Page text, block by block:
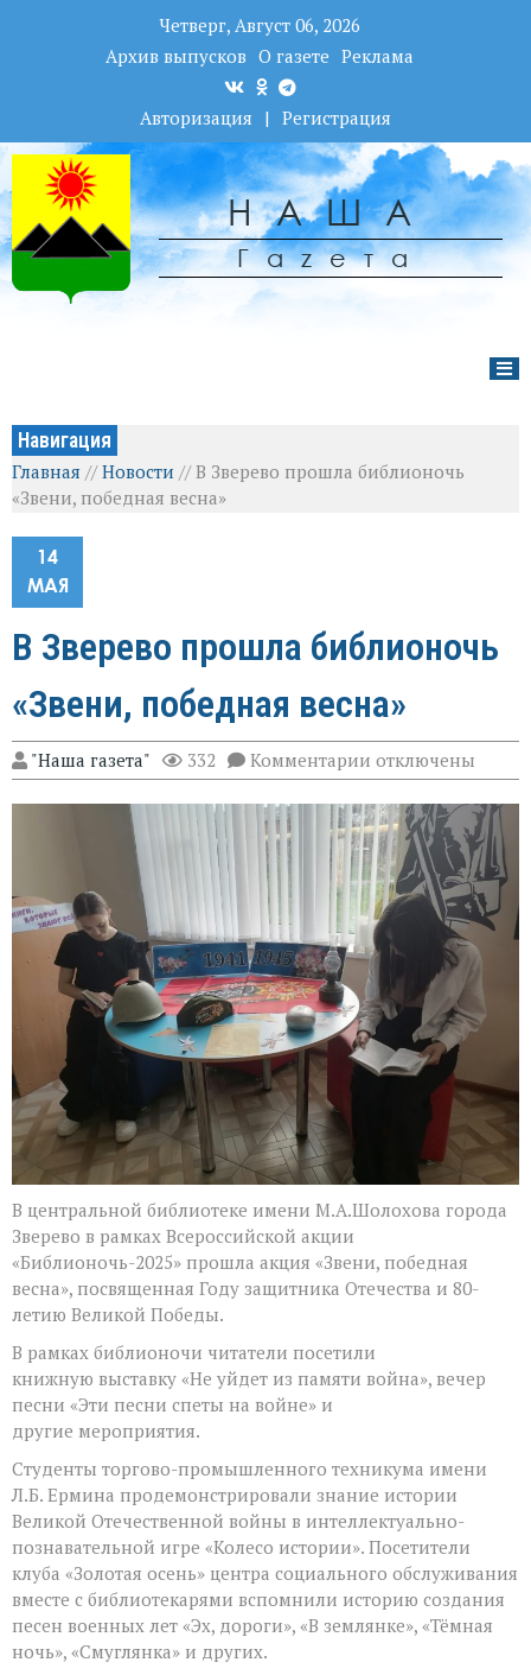
Четверг, Август 06, 2026
Архив выпусков О газете Реклама
Авторизация | Регистрация
НАША
Гаzета
Навигация
Главная //Новости //В Зверево прошла библионочь
«Звени, победная весна»
14
МАЯ
В Зверево прошла библионочь
«Звени, победная весна»
"Наша газета" 332 Комментарии к
записи
В
Зверево
прошла
библионочь
«Звени,
победная
весна»
отключены
В центральной библиотеке имени М.А.Шолохова города
Зверево в рамках Всероссийской акции
«Библионочь-2025» прошла акция «Звени, победная
весна», посвященная Году защитника Отечества и 80-
летию Великой Победы.
В рамках библионочи читатели посетили
книжную выставку «Не уйдет из памяти война», вечер
песни «Эти песни спеты на войне» и
другие мероприятия.
Студенты торгово-промышленного техникума имени
Л.Б. Ермина продемонстрировали знание истории
Великой Отечественной войны в интеллектуально-
познавательной игре «Колесо истории». Посетители
клуба «Золотая осень» центра социального обслуживания
вместе с библиотекарями вспомнили историю создания
песен военных лет «Эх, дороги», «В землянке», «Тёмная
ночь», «Смуглянка» и других.